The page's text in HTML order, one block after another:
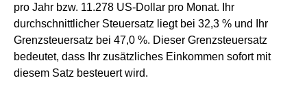
pro Jahr bzw. 11.278 US-Dollar pro Monat. Ihr
durchschnittlicher Steuersatz liegt bei 32,3 % und Ihr
Grenzsteuersatz bei 47,0 %. Dieser Grenzsteuersatz
bedeutet, dass Ihr zusätzliches Einkommen sofort mit
diesem Satz besteuert wird.